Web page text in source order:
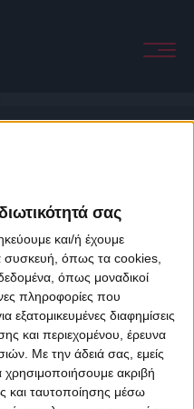
σας
και/ή έχουμε
συσκευή, όπως τα cookies,
όπως μοναδικοί
πληροφορίες που
διαφημίσεις
και περιεχομένου, έρευνα
Με την άδειά σας, εμείς
χρησιμοποιήσουμε ακριβή
και ταυτοποίησης μέσω
& Conditions
Privacy Policy
colors&Fotis Alexandrou